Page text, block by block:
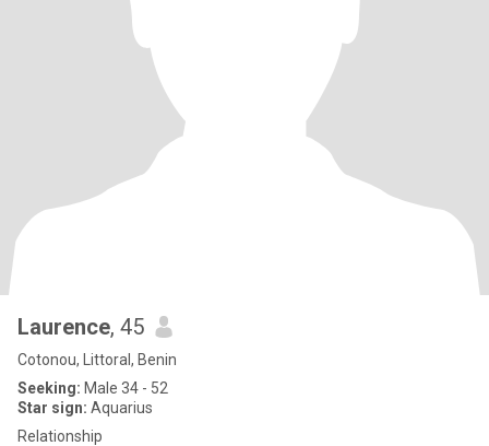
Laurence, 45
Cotonou, Littoral, Benin
Seeking: Male 34 - 52
Star sign: Aquarius
Relationship